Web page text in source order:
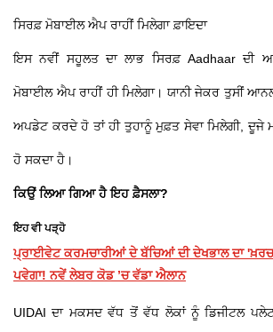
ਸਿਰਫ਼ ਮੋਬਾਈਲ ਐਪ ਰਾਹੀਂ ਮਿਲੇਗਾ ਫ਼ਾਇਦਾ
ਇਸ ਨਵੀਂ ਸਹੂਲਤ ਦਾ ਲਾਭ ਸਿਰਫ਼ Aadhaar ਦੀ
ਮੋਬਾਈਲ ਐਪ ਰਾਹੀਂ ਹੀ ਮਿਲੇਗਾ। ਯਾਨੀ ਜੇਕਰ ਤੁਸੀਂ
ਅਪਡੇਟ ਕਰਦੇ ਹੋ ਤਾਂ ਹੀ ਤੁਹਾਨੂੰ ਮੁਫ਼ਤ ਸੇਵਾ ਮਿਲੇਗੀ, ਦੂਜੇ
ਹੋ ਸਕਦਾ ਹੈ।
ਕਿਉਂ ਲਿਆ ਗਿਆ ਹੈ ਇਹ ਫ਼ੈਸਲਾ?
ਇਹ ਵੀ ਪੜ੍ਹੋ
ਪ੍ਰਾਈਵੇਟ ਕਰਮਚਾਰੀਆਂ ਦੇ ਬੱਚਿਆਂ ਦੀ ਦੇਖਭਾਲ ਦਾ
ਪਵੇਗਾ! ਨਵੇਂ ਲੇਬਰ ਕੋਡ ’ਚ ਵੱਡਾ ਐਲਾਨ
UIDAI ਦਾ ਮਕਸਦ ਵੱਧ ਤੋਂ ਵੱਧ ਲੋਕਾਂ ਨੂੰ ਡਿਜੀਟਲ